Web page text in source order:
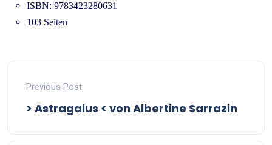
ISBN: 9783423280631
103 Seiten
Previous Post
> Astragalus < von Albertine Sarrazin